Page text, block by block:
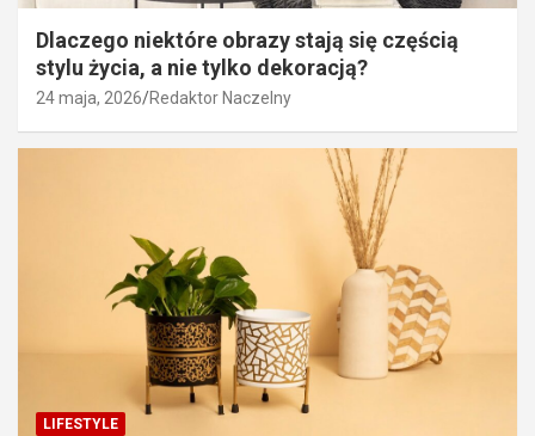
Dlaczego niektóre obrazy stają się częścią
stylu życia, a nie tylko dekoracją?
24 maja, 2026 Redaktor Naczelny
LIFESTYLE